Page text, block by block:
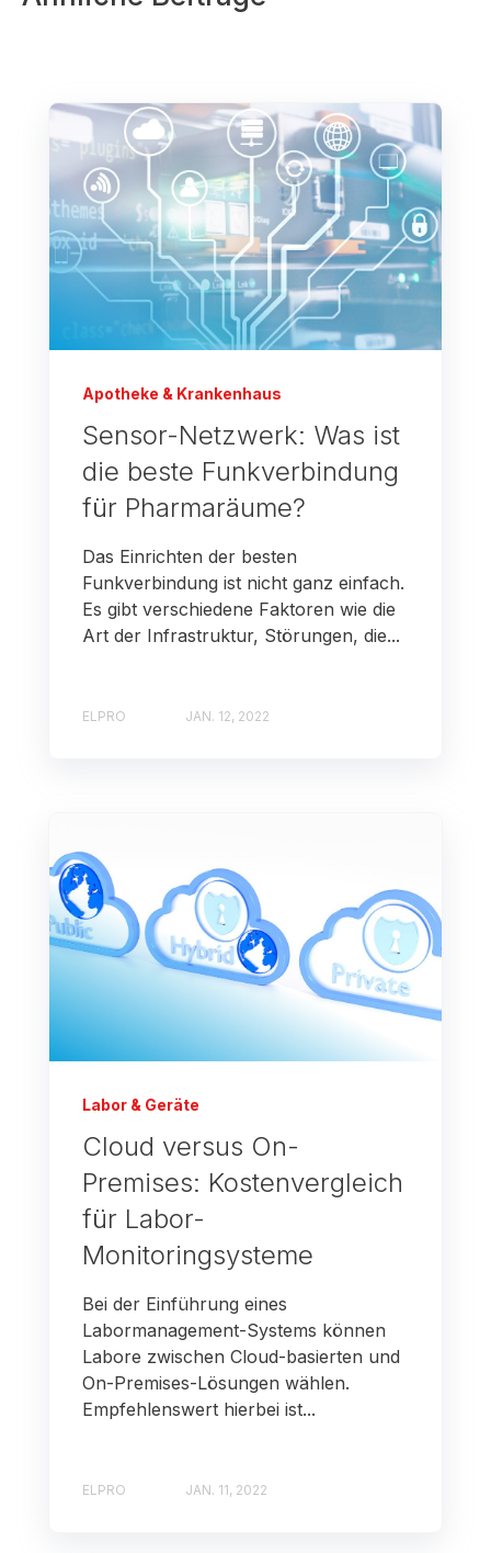
Apotheke & Krankenhaus
Sensor-Netzwerk: Was ist
die beste Funkverbindung
für Pharmaräume?
Das Einrichten der besten
Funkverbindung ist nicht ganz einfach.
Es gibt verschiedene Faktoren wie die
Art der Infrastruktur, Störungen, die...
ELPRO JAN. 12, 2022
Labor & Geräte
Cloud versus On-
Premises: Kostenvergleich
für Labor-
Monitoringsysteme
Bei der Einführung eines
Labormanagement-Systems können
Labore zwischen Cloud-basierten und
On-Premises-Lösungen wählen.
Empfehlenswert hierbei ist...
ELPRO JAN. 11, 2022